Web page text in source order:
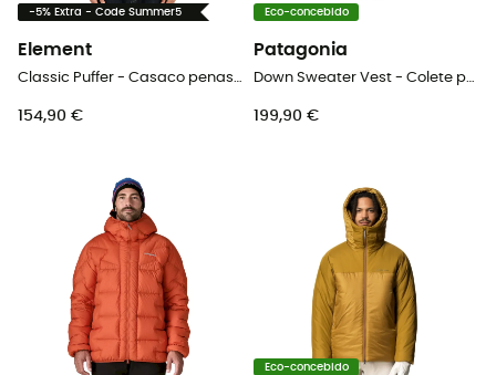
-5% Extra - Code Summer5
Element
Classic Puffer - Casaco penas homem
154,90 €
Eco-concebido
Patagonia
Down Sweater Vest - Colete penas homem
199,90 €
Eco-concebido